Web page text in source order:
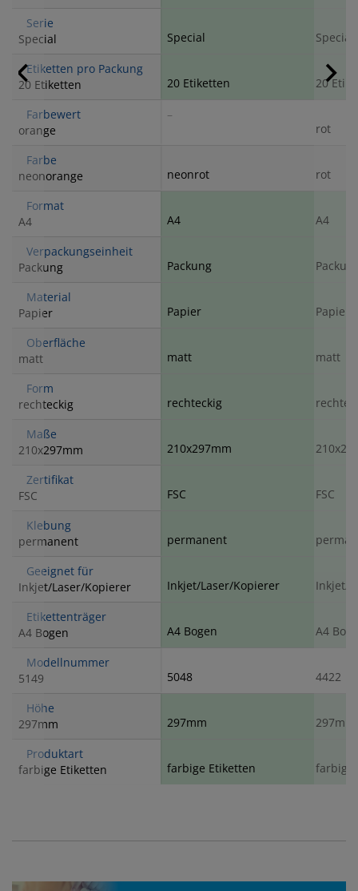
Serie
Special
Special Special
Etiketten pro Packung
20 Etiketten
20 Etiketten 20
Farbewert
orange
–
rot
Farbe
neonorange
neonrot rot
Format
A4
A4 A4
Verpackungseinheit
Packung
Packung
Material
Papier
Papier Papier
Oberfläche
matt
matt matt
Form
rechteckig
rechteckig
Maße
210x297mm
210x297mm
Zertifikat
FSC
FSC FSC
Klebung
permanent
permanent
Geeignet für
Inkjet/Laser/Kopierer
Inkjet/Laser/Kopierer Inkjet/
Etikettenträger
A4 Bogen
A4 Bogen A4
Modellnummer
5149
5048 4422
Höhe
297mm
297mm 297mm
Produktart
farbige Etiketten
farbige Etiketten farbige